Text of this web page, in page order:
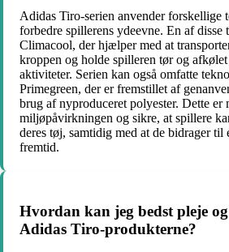
Adidas Tiro-serien anvender forskellige
forbedre spillerens ydeevne. En af disse
Climacool, der hjælper med at
kroppen og holde spilleren tør og
aktiviteter. Serien kan også omfatte
Primegreen, der er fremstillet af
brug af nyproduceret polyester. Dette er
miljøpåvirkningen og sikre, at spillere
deres tøj, samtidig med at de bidrager
fremtid.
Hvordan kan jeg bedst pleje
Adidas Tiro-produkterne?